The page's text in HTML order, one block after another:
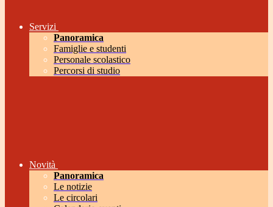
Servizi
Panoramica
Famiglie e studenti
Personale scolastico
Percorsi di studio
Novità
Panoramica
Le notizie
Le circolari